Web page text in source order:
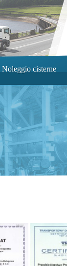
Noleggio cisterne